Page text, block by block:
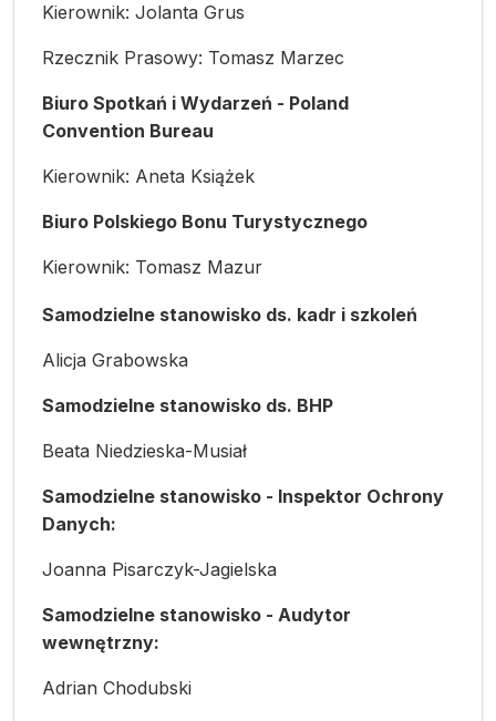
Kierownik: Jolanta Grus
Rzecznik Prasowy: Tomasz Marzec
Biuro Spotkań i Wydarzeń - Poland
Convention Bureau
Kierownik: Aneta Książek
Biuro Polskiego Bonu Turystycznego
Kierownik: Tomasz Mazur
Samodzielne stanowisko ds. kadr i szkoleń
Alicja Grabowska
Samodzielne stanowisko ds. BHP
Beata Niedzieska-Musiał
Samodzielne stanowisko - Inspektor Ochrony
Danych:
Joanna Pisarczyk-Jagielska
Samodzielne stanowisko - Audytor
wewnętrzny:
Adrian Chodubski